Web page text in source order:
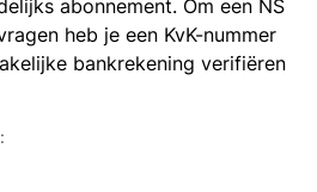
abonnement. Om een NS
heb je een KvK-nummer
bankrekening verifiëren